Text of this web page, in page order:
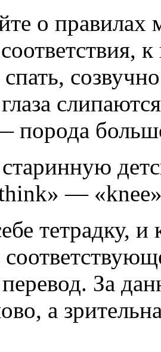
о правилах
порода
—
тетрадку,
За
а